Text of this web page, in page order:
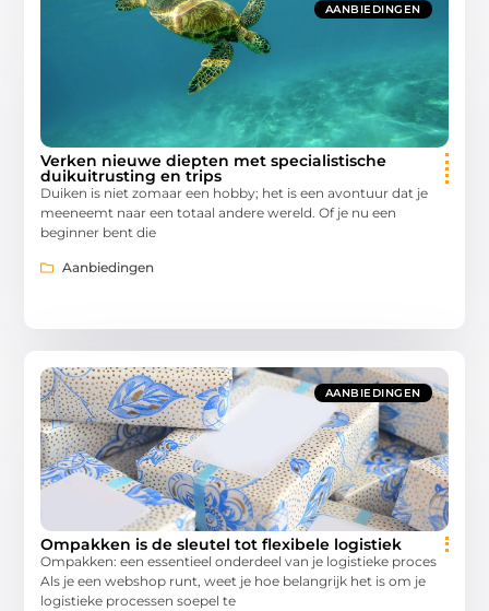
AANBIEDINGEN
Verken nieuwe diepten met specialistische
duikuitrusting en trips
Duiken is niet zomaar een hobby; het is een avontuur dat je
meeneemt naar een totaal andere wereld. Of je nu een
beginner bent die
Aanbiedingen
AANBIEDINGEN
Ompakken is de sleutel tot flexibele logistiek
Ompakken: een essentieel onderdeel van je logistieke proces
Als je een webshop runt, weet je hoe belangrijk het is om je
logistieke processen soepel te